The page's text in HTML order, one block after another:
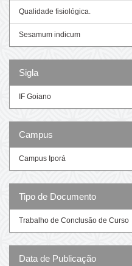
Qualidade fisiológica.
Sesamum indicum
Sigla
IF Goiano
Campus
Campus Iporá
Tipo de Documento
Trabalho de Conclusão de Curso
Data de Publicação